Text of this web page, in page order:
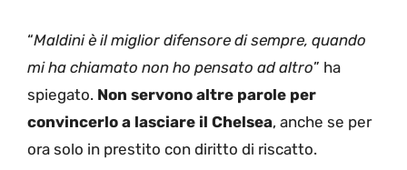
“Maldini è il miglior difensore di sempre, quando
mi ha chiamato non ho pensato ad altro” ha
spiegato. Non servono altre parole per
convincerlo a lasciare il Chelsea, anche se per
ora solo in prestito con diritto di riscatto.